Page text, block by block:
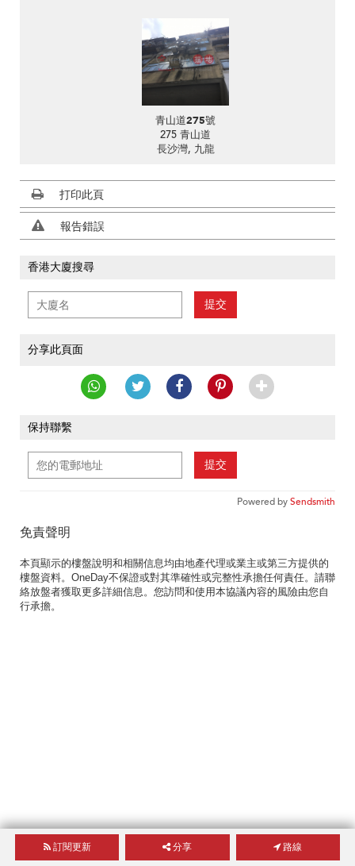
青山道275號
275 青山道
長沙灣, 九龍
打印此頁
報告錯誤
香港大廈搜尋
提交
分享此頁面
保持聯繫
提交
Powered bySendsmith
免責聲明
本頁顯示的樓盤說明和相關信息均由地產代理或業主或第三方提供的
樓盤資料。OneDay不保證或對其準確性或完整性承擔任何責任。請聯
絡放盤者獲取更多詳細信息。您訪問和使用本協議內容的風險由您自
行承擔。
訂閱更新 分享 路線